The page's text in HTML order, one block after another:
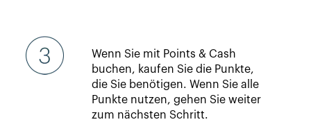
Wenn Sie mit Points & Cash
buchen, kaufen Sie die Punkte,
die Sie benötigen. Wenn Sie alle
Punkte nutzen, gehen Sie weiter
zum nächsten Schritt.